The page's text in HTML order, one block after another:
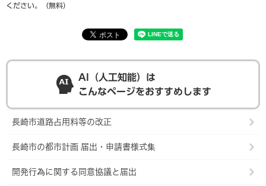
ください。（無料）
AI（人工知能）は
こんなページをおすすめします
長崎市道路占用料等の改正
長崎市の都市計画 届出・申請書様式集
開発行為に関する同意協議と届出